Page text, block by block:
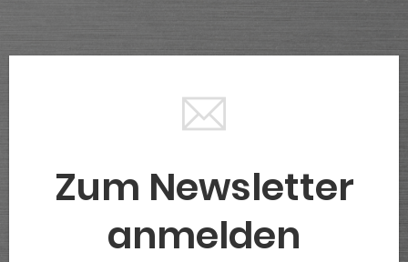
Zum Newsletter
anmelden